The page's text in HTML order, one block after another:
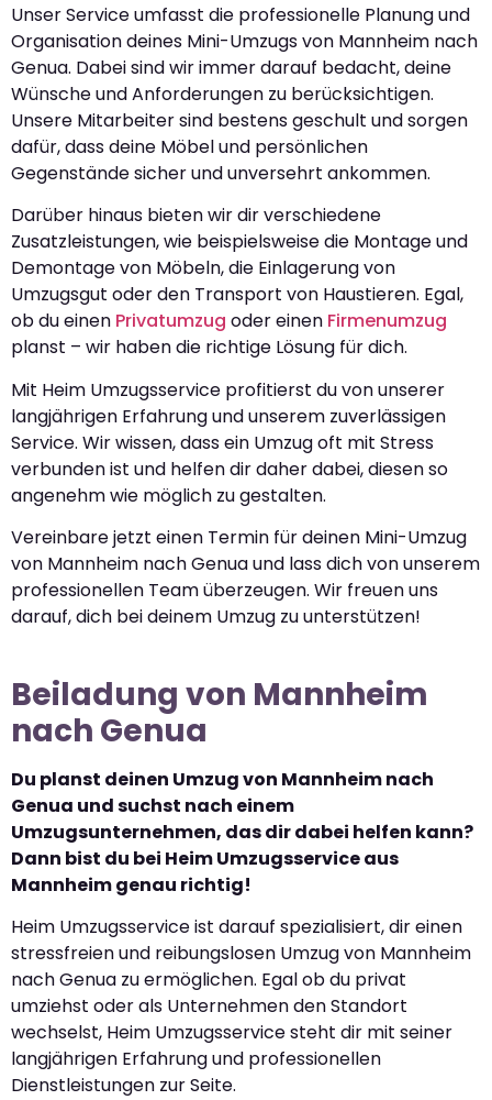
Unser Service umfasst die professionelle Planung und
Organisation deines Mini-Umzugs von Mannheim nach
Genua. Dabei sind wir immer darauf bedacht, deine
Wünsche und Anforderungen zu berücksichtigen.
Unsere Mitarbeiter sind bestens geschult und sorgen
dafür, dass deine Möbel und persönlichen
Gegenstände sicher und unversehrt ankommen.
Darüber hinaus bieten wir dir verschiedene
Zusatzleistungen, wie beispielsweise die Montage und
Demontage von Möbeln, die Einlagerung von
Umzugsgut oder den Transport von Haustieren. Egal,
ob du einen Privatumzug oder einen Firmenumzug
planst – wir haben die richtige Lösung für dich.
Mit Heim Umzugsservice profitierst du von unserer
langjährigen Erfahrung und unserem zuverlässigen
Service. Wir wissen, dass ein Umzug oft mit Stress
verbunden ist und helfen dir daher dabei, diesen so
angenehm wie möglich zu gestalten.
Vereinbare jetzt einen Termin für deinen Mini-Umzug
von Mannheim nach Genua und lass dich von unserem
professionellen Team überzeugen. Wir freuen uns
darauf, dich bei deinem Umzug zu unterstützen!
Beiladung von Mannheim
nach Genua
Du planst deinen Umzug von Mannheim nach
Genua und suchst nach einem
Umzugsunternehmen, das dir dabei helfen kann?
Dann bist du bei Heim Umzugsservice aus
Mannheim genau richtig!
Heim Umzugsservice ist darauf spezialisiert, dir einen
stressfreien und reibungslosen Umzug von Mannheim
nach Genua zu ermöglichen. Egal ob du privat
umziehst oder als Unternehmen den Standort
wechselst, Heim Umzugsservice steht dir mit seiner
langjährigen Erfahrung und professionellen
Dienstleistungen zur Seite.